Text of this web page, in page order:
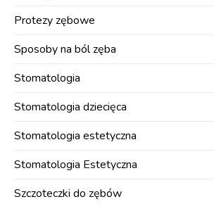
Protezy zębowe
Sposoby na ból zęba
Stomatologia
Stomatologia dziecięca
Stomatologia estetyczna
Stomatologia Estetyczna
Szczoteczki do zębów